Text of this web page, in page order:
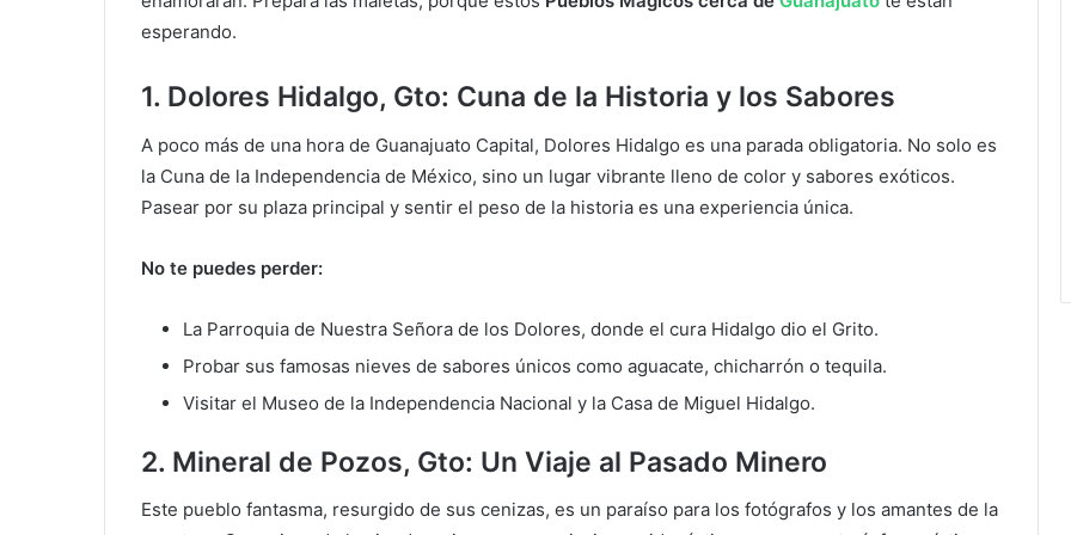
esperando.
1. Dolores Hidalgo, Gto: Cuna de la Historia y los Sabores
A poco más de una hora de Guanajuato Capital, Dolores Hidalgo es una parada obligatoria. No solo es
la Cuna de la Independencia de México, sino un lugar vibrante lleno de color y sabores exóticos.
Pasear por su plaza principal y sentir el peso de la historia es una experiencia única.
No te puedes perder:
La Parroquia de Nuestra Señora de los Dolores, donde el cura Hidalgo dio el Grito.
Probar sus famosas nieves de sabores únicos como aguacate, chicharrón o tequila.
Visitar el Museo de la Independencia Nacional y la Casa de Miguel Hidalgo.
2. Mineral de Pozos, Gto: Un Viaje al Pasado Minero
Este pueblo fantasma, resurgido de sus cenizas, es un paraíso para los fotógrafos y los amantes de la